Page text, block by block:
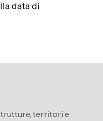
data di
territori e